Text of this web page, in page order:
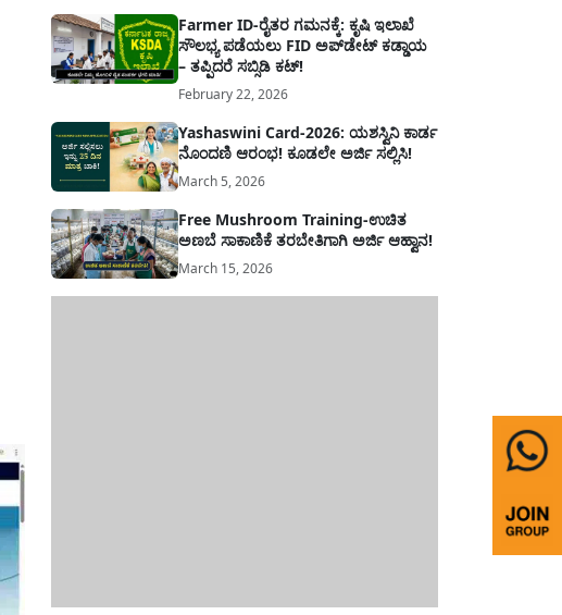
Farmer ID-ರೈತರ ಗಮನಕ್ಕೆ: ಕೃಷಿ ಇಲಾಖೆ
ಸೌಲಭ್ಯ ಪಡೆಯಲು FID ಅಪ್‌ಡೇಟ್ ಕಡ್ಡಾಯ
– ತಪ್ಪಿದರೆ ಸಬ್ಸಿಡಿ ಕಟ್!
February 22, 2026
Yashaswini Card-2026: ಯಶಸ್ವಿನಿ ಕಾರ್ಡ
ನೊಂದಣಿ ಆರಂಭ! ಕೂಡಲೇ ಅರ್ಜಿ ಸಲ್ಲಿಸಿ!
March 5, 2026
Free Mushroom Training-ಉಚಿತ
ಅಣಬೆ ಸಾಕಾಣಿಕೆ ತರಬೇತಿಗಾಗಿ ಅರ್ಜಿ ಆಹ್ವಾನ!
March 15, 2026